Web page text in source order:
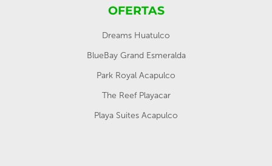
OFERTAS
Dreams Huatulco
BlueBay Grand Esmeralda
Park Royal Acapulco
The Reef Playacar
Playa Suites Acapulco